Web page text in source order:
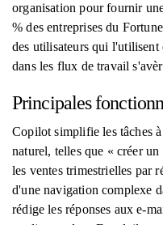
organisation pour fournir
% des entreprises du
des utilisateurs qui
dans les flux de travail
Principales
Copilot simplifie les tâches
naturel, telles que « créer
les ventes trimestrielles par
d'une navigation complexe
rédige les réponses aux e-